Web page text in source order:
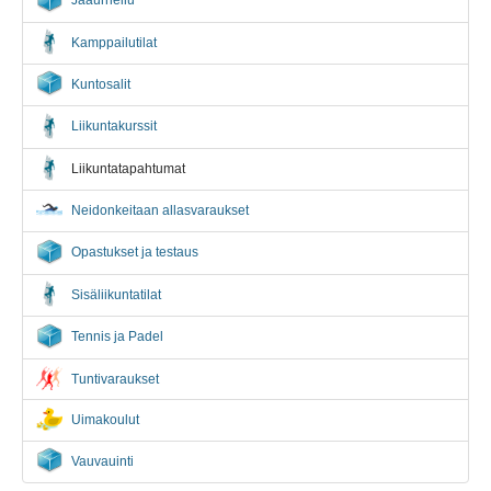
Kamppailutilat
Kuntosalit
Liikuntakurssit
Liikuntatapahtumat
Neidonkeitaan allasvaraukset
Opastukset ja testaus
Sisäliikuntatilat
Tennis ja Padel
Tuntivaraukset
Uimakoulut
Vauvauinti